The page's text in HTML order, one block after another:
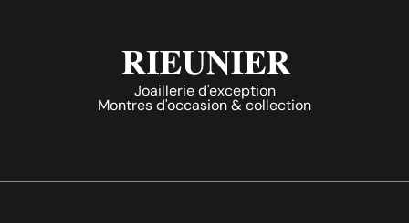
Joaillerie d'exception
Montres d'occasion & collection